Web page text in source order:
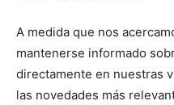
A medida que nos
mantenerse informado
directamente en nuestras
las novedades más